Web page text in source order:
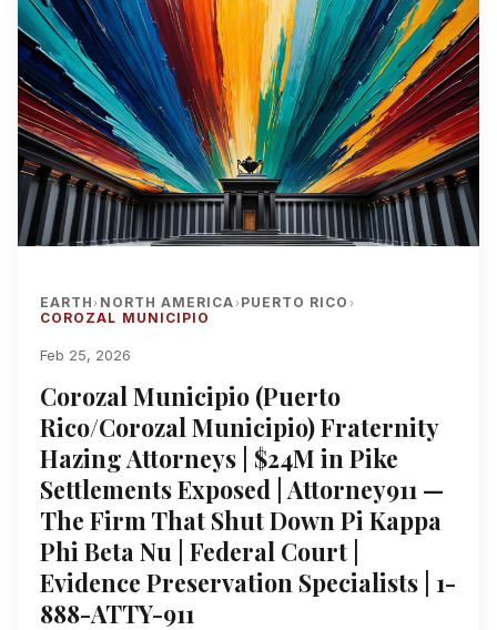
EARTH› NORTH AMERICA› PUERTO RICO ›
COROZAL MUNICIPIO
Feb 25, 2026
Corozal Municipio (Puerto
Rico/Corozal Municipio) Fraternity
Hazing Attorneys | $24M in Pike
Settlements Exposed | Attorney911 —
The Firm That Shut Down Pi Kappa
Phi Beta Nu | Federal Court |
Evidence Preservation Specialists | 1-
888-ATTY-911